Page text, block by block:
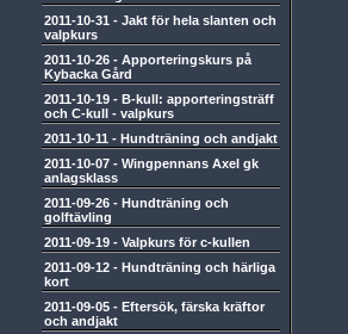
2011-10-31 - Jakt för hela slanten och
valpkurs
2011-10-26 - Apporteringskurs på
Kybacka Gård
2011-10-19 - B-kull: apporteringsträff
och C-kull - valpkurs
2011-10-11 - Hundträning och andjakt
2011-10-07 - Wingpennans Axel gk
anlagsklass
2011-09-26 - Hundträning och
golftävling
2011-09-19 - Valpkurs för c-kullen
2011-09-12 - Hundträning och härliga
kort
2011-09-05 - Eftersök, färska kräftor
och andjakt